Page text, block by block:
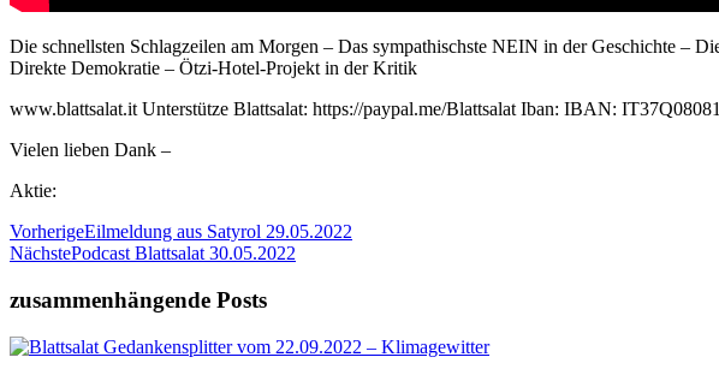
Die schnellsten Schlagzeilen am Morgen – Das sympathischste NEIN in der Geschichte
Direkte Demokratie – Ötzi-Hotel-Projekt in der Kritik
www.blattsalat.it Unterstütze Blattsalat: https://paypal.me/Blattsalat Iban: IBAN:
Vielen lieben Dank –
Aktie:
VorherigeEilmeldung aus Satyrol 29.05.2022
NächstePodcast Blattsalat 30.05.2022
zusammenhängende Posts